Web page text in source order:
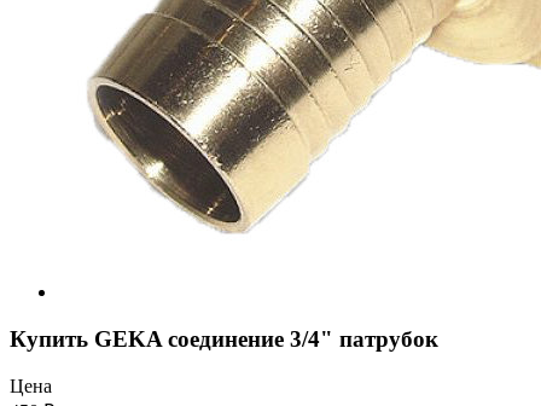
Купить GEKA соединение 3/4" патрубок
Цена